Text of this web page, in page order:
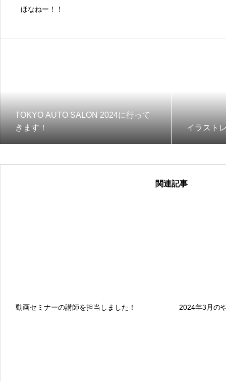
ほなねー！！
TOKYO AUTO SALON 2024に行って
きます！
イラスト
関連記事
動画セミナーの講師を担当しました！ 2024年3月の